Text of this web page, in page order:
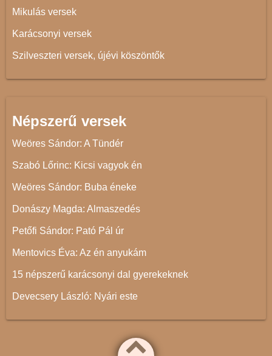
Mikulás versek
Karácsonyi versek
Szilveszteri versek, újévi köszöntők
Népszerű versek
Weöres Sándor: A Tündér
Szabó Lőrinc: Kicsi vagyok én
Weöres Sándor: Buba éneke
Donászy Magda: Almaszedés
Petőfi Sándor: Pató Pál úr
Mentovics Éva: Az én anyukám
15 népszerű karácsonyi dal gyerekeknek
Devecsery László: Nyári este